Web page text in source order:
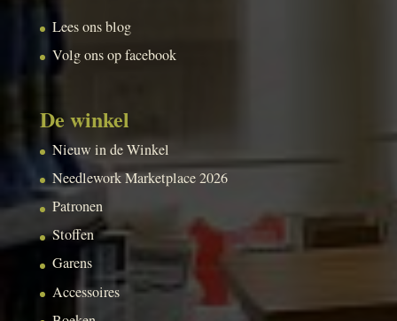
Lees ons blog
Volg ons op facebook
De winkel
Nieuw in de Winkel
Needlework Marketplace 2026
Patronen
Stoffen
Garens
Accessoires